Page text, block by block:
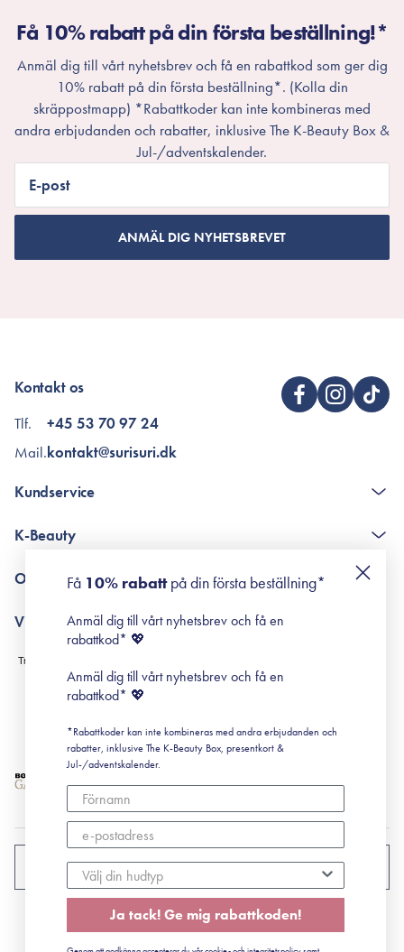
Få 10% rabatt på din första beställning!*
Anmäl dig till vårt nyhetsbrev och få en rabattkod som ger dig
10% rabatt på din första beställning*. (Kolla din
skräppostmapp) *Rabattkoder kan inte kombineras med
andra erbjudanden och rabatter, inklusive The K-Beauty Box &
Jul-/adventskalender.
E-post
ANMÄL DIG NYHETSBREVET
Kontakt os
Tlf.
Mail.
+45 53 70 97 24
kontakt@surisuri.dk
Kundservice
Poängshop - frågor och svar
K-Beauty
Retinol för nybörjare
Om Surisuri
Black Friday
Villkor
Leverans & Retur
Köpvillkor
Prenumerationsvillkor
Cookiepolicy
SVERIGE
CVR: 41492252
Få 10% rabattpå din första beställning*
Anmäl dig till vårt nyhetsbrev och få en
rabattkod* 💖
Anmäl dig till vårt nyhetsbrev och få en
rabattkod* 💖
*Rabattkoder kan inte kombineras med andra erbjudanden och
rabatter, inklusive The K-Beauty Box, presentkort &
Jul-/adventskalender.
Ja tack! Ge mig rabattkoden!